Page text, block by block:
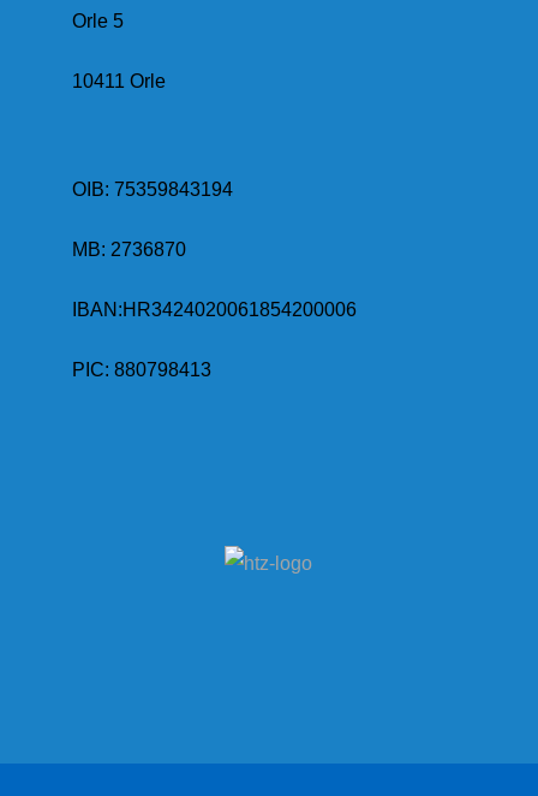
Orle 5
10411 Orle
OIB: 75359843194
MB: 2736870
IBAN:HR3424020061854200006
PIC: 880798413